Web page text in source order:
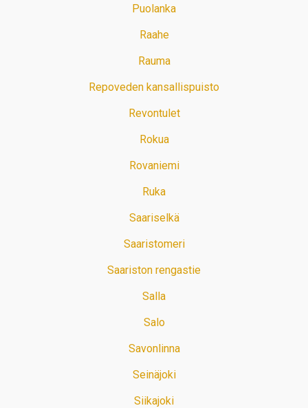
Puolanka
Raahe
Rauma
Repoveden kansallispuisto
Revontulet
Rokua
Rovaniemi
Ruka
Saariselkä
Saaristomeri
Saariston rengastie
Salla
Salo
Savonlinna
Seinäjoki
Siikajoki